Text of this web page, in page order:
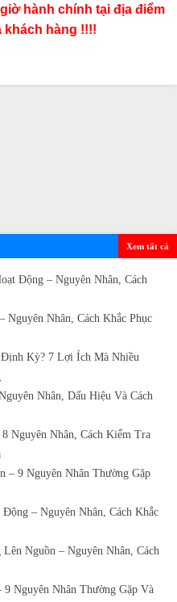
hành chính tại địa điểm
khách hàng !!!!
Xem tất cả
Động – Nguyên Nhân, Cách
Nhân, Cách Khắc Phục
Định Kỳ? 7 Lợi Ích Mà Nhiều
Nhân, Dấu Hiệu Và Cách
Nguyên Nhân, Cách Kiểm Tra
– 9 Nguyên Nhân Thường Gặp
– Nguyên Nhân, Cách Khắc
Lên Nguồn – Nguyên Nhân, Cách
9 Nguyên Nhân Thường Gặp Và